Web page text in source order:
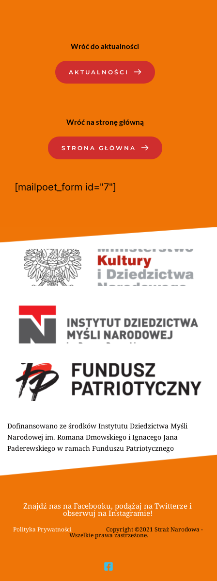
Wróć do aktualności
AKTUALNOŚCI
Wróć na stronę główną
STRONA GŁÓWNA
[mailpoet_form id="7"]
Dofinansowano ze środków Instytutu Dziedzictwa Myśli
Narodowej im. Romana Dmowskiego i Ignacego Jana
Paderewskiego w ramach Funduszu Patriotycznego
Znajdź nas na Facebooku, podążaj na Twitterze i
obserwuj na Instagramie!
Polityka Prywatności
			Copyright ©2021 Straż Narodowa -
Wszelkie prawa zastrzeżone.